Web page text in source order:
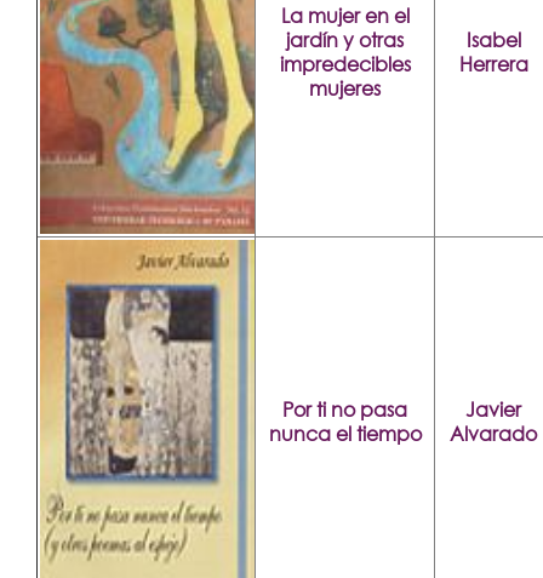
La mujer en el
jardín y otras
impredecibles
mujeres
Isabel
Herrera
Por ti no pasa
nunca el tiempo
Javier
Alvarado